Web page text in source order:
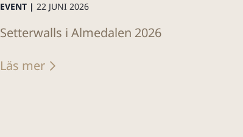
EVENT | 22 JUNI 2026
Setterwalls i Almedalen 2026
Läs mer